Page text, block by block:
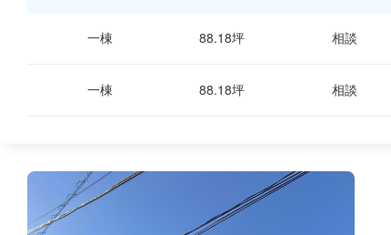
一棟 88.18坪 相談
一棟 88.18坪 相談